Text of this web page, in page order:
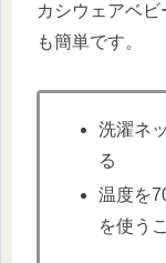
カシウェアベ
も簡単です。
洗濯ネ
る
温度を
を使う